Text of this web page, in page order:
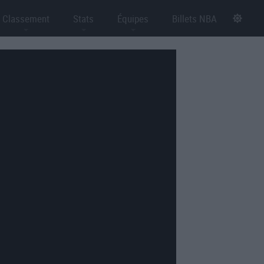
Classement Stats Équipes Billets NBA